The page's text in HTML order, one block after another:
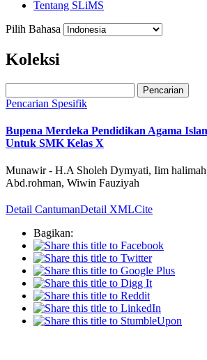
Tentang SLiMS
Pilih Bahasa
Koleksi
Pencarian
Pencarian Spesifik
Bupena Merdeka Pendidikan Agama
Untuk SMK Kelas X
Munawir - H.A Sholeh Dymyati, Iim
Abd.rohman, Wiwin Fauziyah
Detail CantumanDetail XMLCite
Bagikan: